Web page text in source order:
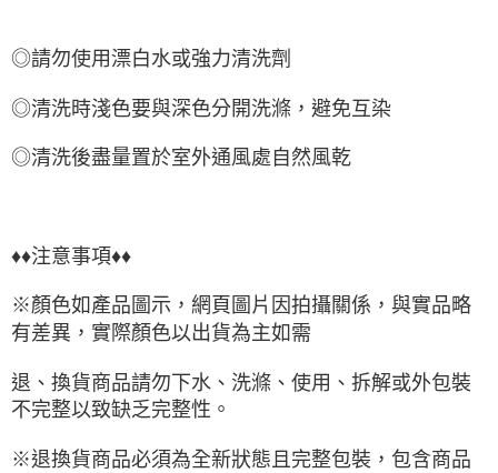
◎請勿使用漂白水或強力清洗劑
◎清洗時淺色要與深色分開洗滌，避免互染
◎清洗後盡量置於室外通風處自然風乾
♦♦注意事項♦♦
※顏色如產品圖示，網頁圖片因拍攝關係，與實品略
有差異，實際顏色以出貨為主如需
退、換貨商品請勿下水、洗滌、使用、拆解或外包裝
不完整以致缺乏完整性。
※退換貨商品必須為全新狀態且完整包裝，包含商品